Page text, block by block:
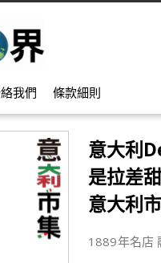
我們 條款細則
意大利
是拉差
意大利市
1889年名店